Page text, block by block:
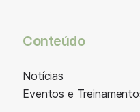
Conteúdo
Notícias
Eventos e